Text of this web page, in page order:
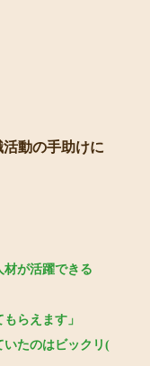
動の手助けに
材が活躍できる
らえます」
いたのはビックリ(